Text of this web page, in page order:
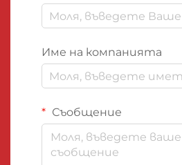
Име на компанията
Съобщение